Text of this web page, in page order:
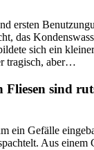
ersten
das
sich ein
tragisch, aber…
Fliesen sind
ein Gefälle
Aus einem